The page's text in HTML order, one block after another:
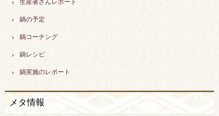
生産者さんレポート
鍋の予定
鍋コーチング
鍋レシピ
鍋実施のレポート
メタ情報